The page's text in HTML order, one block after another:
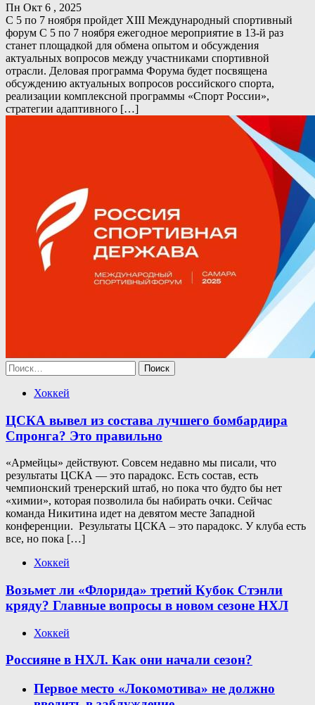
Пн Окт 6 , 2025
С 5 по 7 ноября пройдет XIII Международный спортивный
форум С 5 по 7 ноября ежегодное мероприятие в 13-й раз
станет площадкой для обмена опытом и обсуждения
актуальных вопросов между участниками спортивной
отрасли. Деловая программа Форума будет посвящена
обсуждению актуальных вопросов российского спорта,
реализации комплексной программы «Спорт России»,
стратегии адаптивного […]
Найти:
Хоккей
ЦСКА вывел из состава лучшего бомбардира
Спронга? Это правильно
«Армейцы» действуют. Совсем недавно мы писали, что
результаты ЦСКА — это парадокс. Есть состав, есть
чемпионский тренерский штаб, но пока что будто бы нет
«химии», которая позволила бы набирать очки. Сейчас
команда Никитина идет на девятом месте Западной
конференции. Результаты ЦСКА – это парадокс. У клуба есть
все, но пока […]
Хоккей
Возьмет ли «Флорида» третий Кубок Стэнли
кряду? Главные вопросы в новом сезоне НХЛ
Хоккей
Россияне в НХЛ. Как они начали сезон?
Первое место «Локомотива» не должно